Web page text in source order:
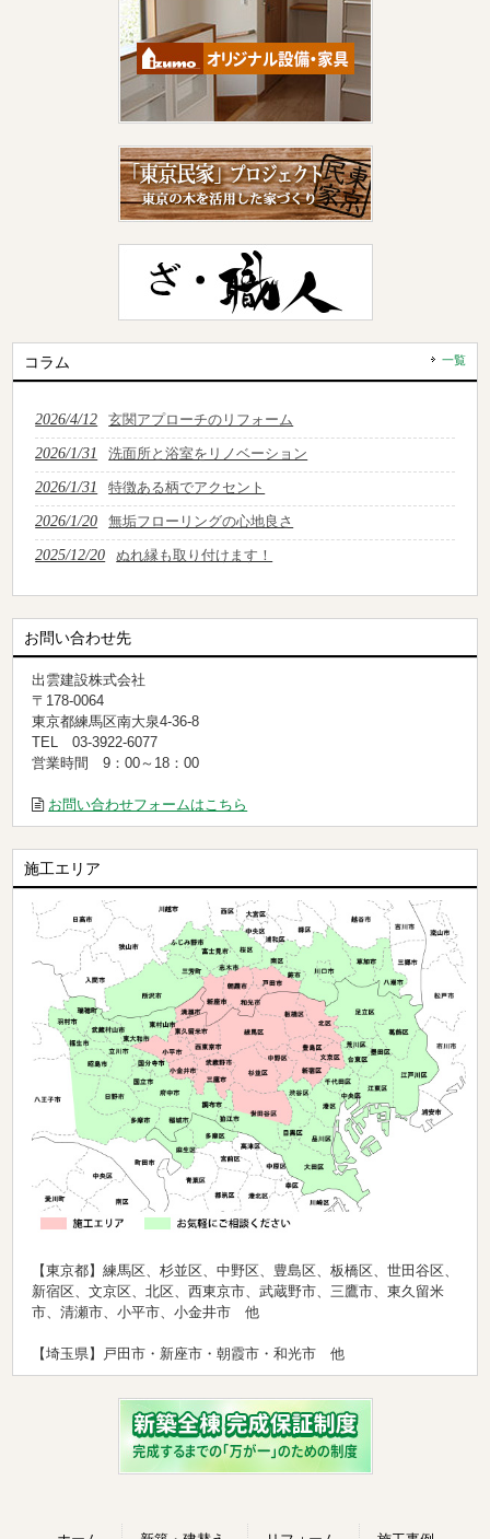
コラム 一覧
2026/4/12 玄関アプローチのリフォーム
2026/1/31 洗面所と浴室をリノベーション
2026/1/31 特徴ある柄でアクセント
2026/1/20 無垢フローリングの心地良さ
2025/12/20 ぬれ縁も取り付けます！
お問い合わせ先
出雲建設株式会社
〒178-0064
東京都練馬区南大泉4-36-8
TEL 03-3922-6077
営業時間 9：00～18：00
お問い合わせフォームはこちら
施工エリア
【東京都】練馬区、杉並区、中野区、豊島区、板橋区、世田谷区、
新宿区、文京区、北区、西東京市、武蔵野市、三鷹市、東久留米
市、清瀬市、小平市、小金井市 他
【埼玉県】戸田市・新座市・朝霞市・和光市 他